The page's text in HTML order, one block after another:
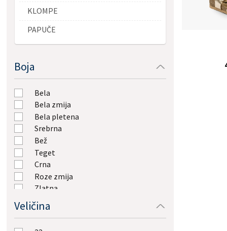
KLOMPE
PAPUČE
Boja
Bela
Bela zmija
Bela pletena
Srebrna
Bež
Teget
Crna
Roze zmija
Zlatna
Zlato zmija
Braon
Veličina